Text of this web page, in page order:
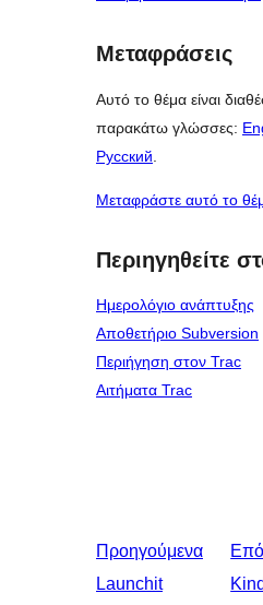
Μεταφράσεις
Αυτό το θέμα είναι
παρακάτω γλώσσες:
Русский
Μεταφράστε αυτό το
Περιηγηθείτε
Ημερολόγιο ανάπτυξης
Αποθετήριο Subversion
Περιήγηση στον Trac
Αιτήματα Trac
Προηγούμενα
Launchit